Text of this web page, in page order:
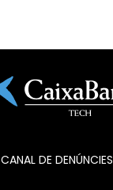
CANAL DE DENÚNCIES